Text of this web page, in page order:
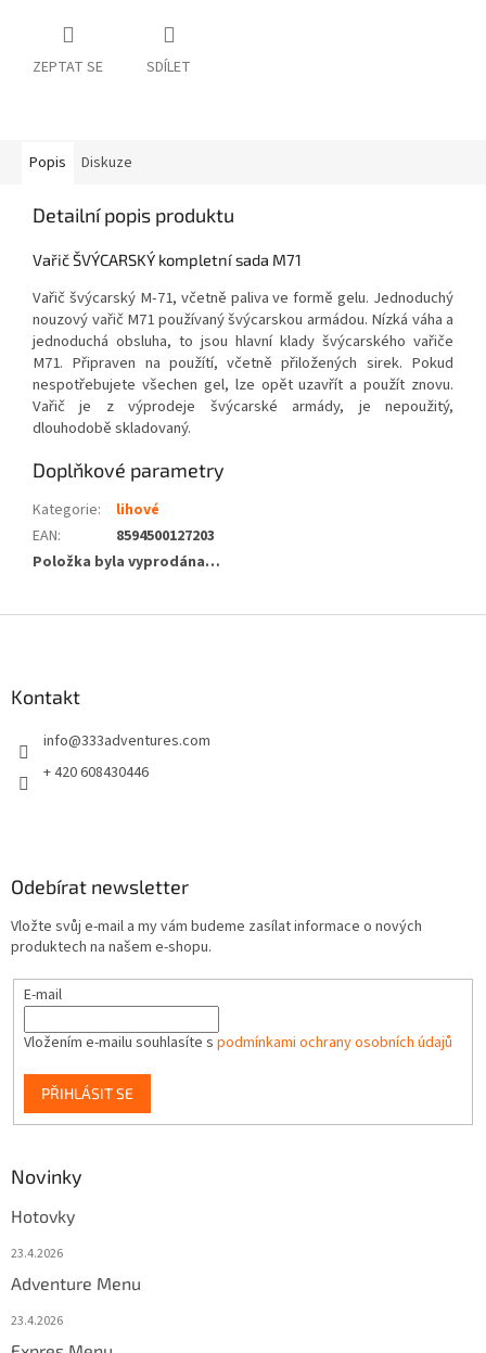
ZEPTAT SE SDÍLET
Popis Diskuze
Detailní popis produktu
Vařič ŠVÝCARSKÝ kompletní sada M71
Vařič švýcarský M-71, včetně paliva ve formě gelu. Jednoduchý
nouzový vařič M71 používaný švýcarskou armádou. Nízká váha a
jednoduchá obsluha, to jsou hlavní klady švýcarského vařiče
M71. Připraven na použítí, včetně přiložených sirek. Pokud
nespotřebujete všechen gel, lze opět uzavřít a použít znovu.
Vařič je z výprodeje švýcarské armády, je nepoužitý,
dlouhodobě skladovaný.
Doplňkové parametry
Kategorie:
lihové
EAN:
8594500127203
Položka byla vyprodána…
Kontakt
info@333adventures.com
+ 420 608430446
Odebírat newsletter
Vložte svůj e-mail a my vám budeme zasílat informace o nových
produktech na našem e-shopu.
E-mail
Vložením e-mailu souhlasíte s podmínkami ochrany osobních údajů
PŘIHLÁSIT SE
Novinky
Hotovky
23.4.2026
Adventure Menu
23.4.2026